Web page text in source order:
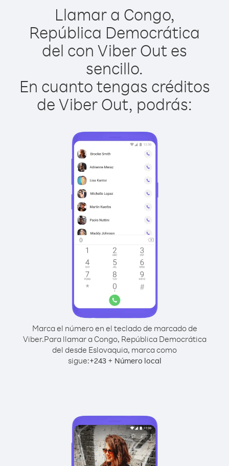
Llamar a Congo,
República Democrática
del con Viber Out es
sencillo.
En cuanto tengas créditos
de Viber Out, podrás:
Marca el número en el teclado de marcado de
Viber.Para llamar a Congo, República Democrática
del desde Eslovaquia, marca como
sigue:+243+ Número local